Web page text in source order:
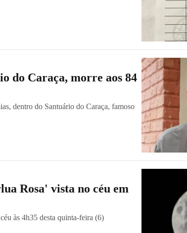
do Caraça, morre aos 84
dentro do Santuário do Caraça, famoso
Rosa' vista no céu em
às 4h35 desta quinta-feira (6)